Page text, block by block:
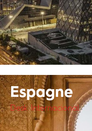
Espagne
Desk Internacional